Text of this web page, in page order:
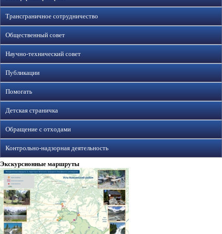
Трансграничное сотрудничество
Общественный совет
Научно-технический совет
Публикации
Помогать
Детская страничка
Обращение с отходами
Контрольно-надзорная деятельность
Экскурсионные маршруты